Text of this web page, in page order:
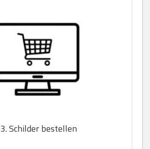
3. Schilder bestellen